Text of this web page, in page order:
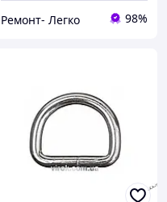
Ремонт- Легко 98%